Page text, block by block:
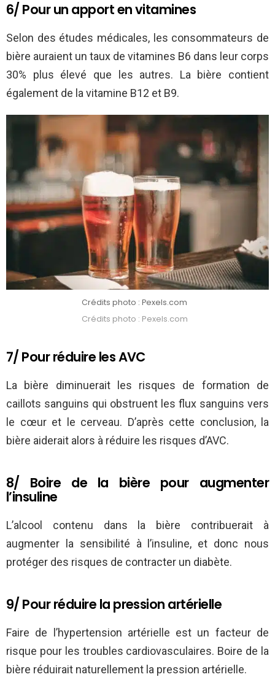
6/ Pour un apport en vitamines
Selon des études médicales, les consommateurs de
bière auraient un taux de vitamines B6 dans leur corps
30% plus élevé que les autres. La bière contient
également de la vitamine B12 et B9.
Crédits photo : Pexels.com
Crédits photo : Pexels.com
7/ Pour réduire les AVC
La bière diminuerait les risques de formation de
caillots sanguins qui obstruent les flux sanguins vers
le cœur et le cerveau. D’après cette conclusion, la
bière aiderait alors à réduire les risques d’AVC.
8/ Boire de la bière pour augmenter
l’insuline
L’alcool contenu dans la bière contribuerait à
augmenter la sensibilité à l’insuline, et donc nous
protéger des risques de contracter un diabète.
9/ Pour réduire la pression artérielle
Faire de l’hypertension artérielle est un facteur de
risque pour les troubles cardiovasculaires. Boire de la
bière réduirait naturellement la pression artérielle.